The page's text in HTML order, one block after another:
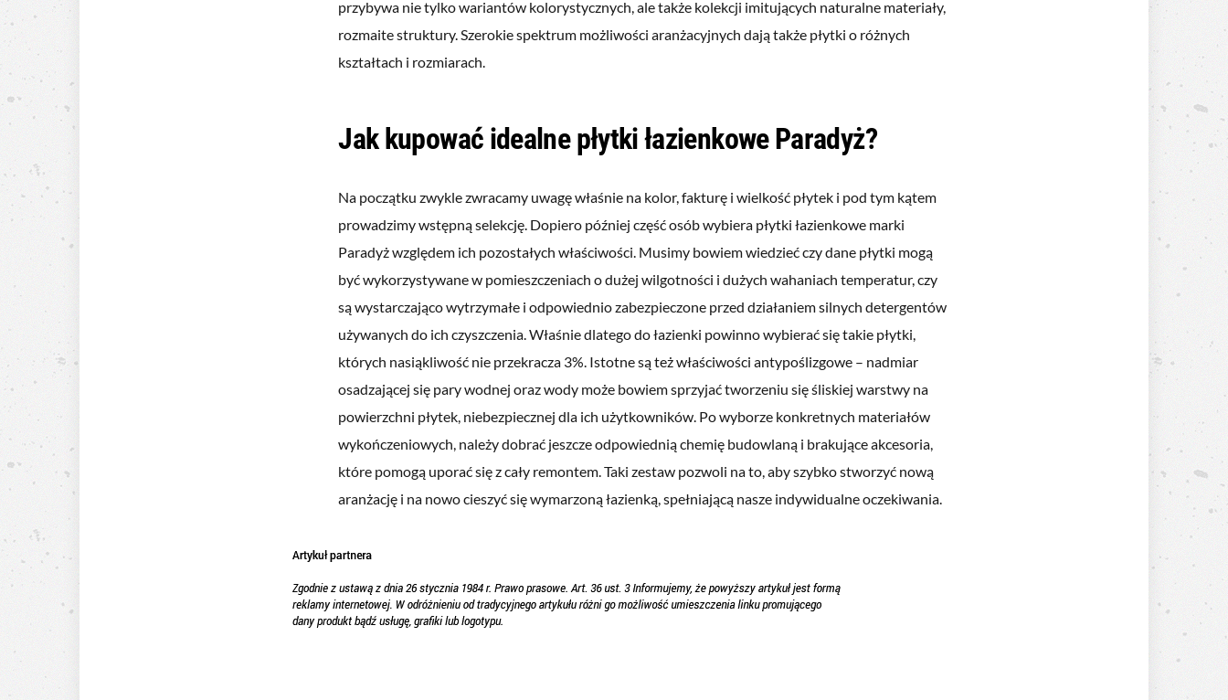
przybywa nie tylko wariantów kolorystycznych, ale także kolekcji imitujących naturalne materiały,
rozmaite struktury. Szerokie spektrum możliwości aranżacyjnych dają także płytki o różnych
kształtach i rozmiarach.
Jak kupować idealne płytki łazienkowe Paradyż?
Na początku zwykle zwracamy uwagę właśnie na kolor, fakturę i wielkość płytek i pod tym kątem
prowadzimy wstępną selekcję. Dopiero później część osób wybiera płytki łazienkowe marki
Paradyż względem ich pozostałych właściwości. Musimy bowiem wiedzieć czy dane płytki mogą
być wykorzystywane w pomieszczeniach o dużej wilgotności i dużych wahaniach temperatur, czy
są wystarczająco wytrzymałe i odpowiednio zabezpieczone przed działaniem silnych detergentów
używanych do ich czyszczenia. Właśnie dlatego do łazienki powinno wybierać się takie płytki,
których nasiąkliwość nie przekracza 3%. Istotne są też właściwości antypoślizgowe – nadmiar
osadzającej się pary wodnej oraz wody może bowiem sprzyjać tworzeniu się śliskiej warstwy na
powierzchni płytek, niebezpiecznej dla ich użytkowników. Po wyborze konkretnych materiałów
wykończeniowych, należy dobrać jeszcze odpowiednią chemię budowlaną i brakujące akcesoria,
które pomogą uporać się z cały remontem. Taki zestaw pozwoli na to, aby szybko stworzyć nową
aranżację i na nowo cieszyć się wymarzoną łazienką, spełniającą nasze indywidualne oczekiwania.